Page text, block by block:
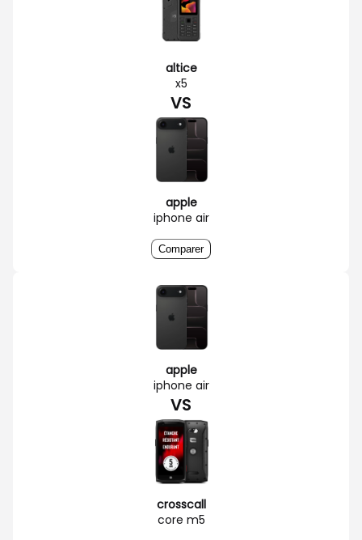
altice
x5
VS
apple
iphone air
Comparer
apple
iphone air
VS
crosscall
core m5